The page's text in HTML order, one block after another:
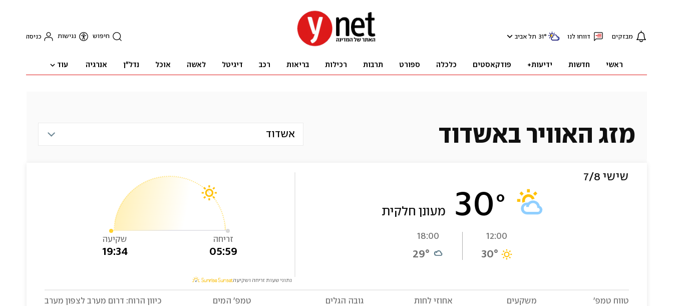
מבזקים דווחו לנו 31° תל אביב חיפוש נגישות כניסה
ראשי חדשות ידיעות+ פודקאסטים כלכלה ספורט תרבות רכילות בריאות רכב דיגיטל לאשה אוכל נדל"ן אנרגיה עוד
מזג האוויר באשדוד אשדוד
שישי 7/8
30° מעונן חלקית
12:00
30°
18:00
29°
זריחה
05:59
שקיעה
19:34
נתוני שעות זריחה ושקיעה
טווח טמפ׳ משקעים אחוזי לחות גובה הגלים טמפ׳ המים כיוון הרוח: דרום מערב לצפון מערב